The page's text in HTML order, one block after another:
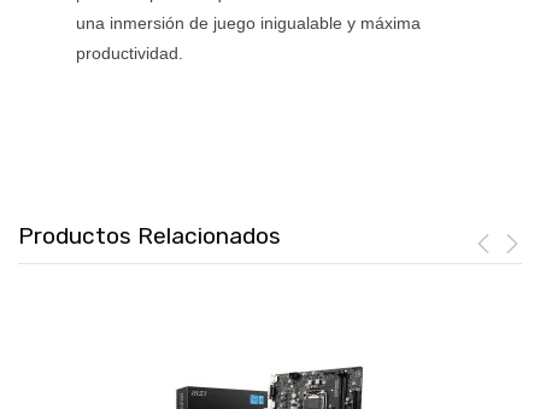
una inmersión de juego inigualable y máxima
productividad.
Productos Relacionados